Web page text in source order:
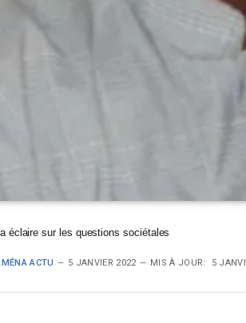
éclaire sur les questions sociétales
ACTU 5 JANVIER 2022 MIS À JOUR: 5